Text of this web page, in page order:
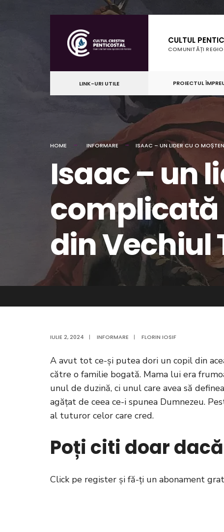
content
CULTUL
COMUNITĂȚI
LINK-URI UTILE PROIECTUL
HOME INFORMARE ISAAC – UN LIDER CU O
Isaac – un
complicată
din Vechiul
IULIE 2, 2024 | INFORMARE | FLORIN IOSIF
A avut tot ce-și putea dori un copil din
către o familie bogată. Mama lui era
unul de duzină, ci unul care avea să
agățat de ceea ce-i spunea Dumnezeu.
al tuturor celor care cred.
Poți citi doar
Click pe register și fă-ți un abonament